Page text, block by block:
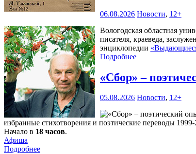
06.08.2026 Новости, 12+
Вологодская областная
писателя, краеведа,
энциклопедии
Подробнее
«Сбор» –
05.08.2026 Новости, 12+
избранные стихотворения и поэтические переводы
Начало в 18 часов.
Афиша
Подробнее